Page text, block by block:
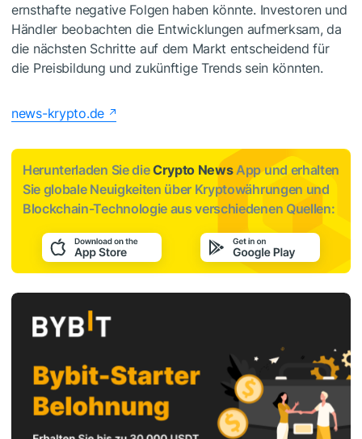
ernsthafte negative Folgen haben könnte. Investoren und
Händler beobachten die Entwicklungen aufmerksam, da
die nächsten Schritte auf dem Markt entscheidend für
die Preisbildung und zukünftige Trends sein könnten.
news-krypto.de
Herunterladen Sie dieCrypto NewsApp und erhalten
Sie globale Neuigkeiten über Kryptowährungen und
Blockchain-Technologie aus verschiedenen Quellen: